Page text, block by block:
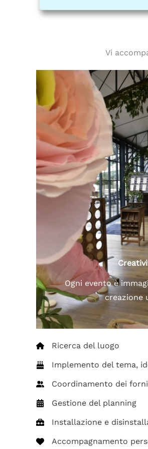
Vi
Ogni evento è
creazione
Ricerca del luogo
Implemento del tema,
Coordinamento dei
Gestione del planning
Installazione e
Accompagnamento